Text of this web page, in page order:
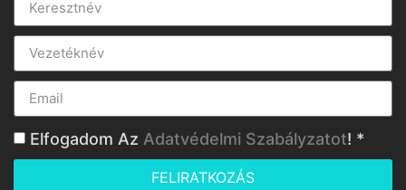
Elfogadom Az Adatvédelmi Szabályzatot! *
FELIRATKOZÁS